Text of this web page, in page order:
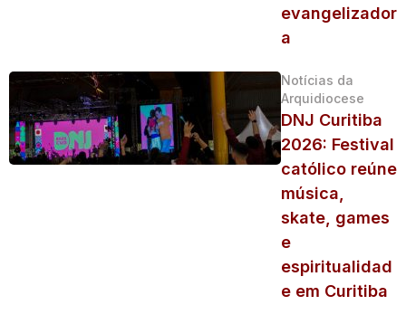
evangelizador
a
Notícias da
Arquidiocese
DNJ Curitiba
2026: Festival
católico reúne
música,
skate, games
e
espiritualidad
e em Curitiba